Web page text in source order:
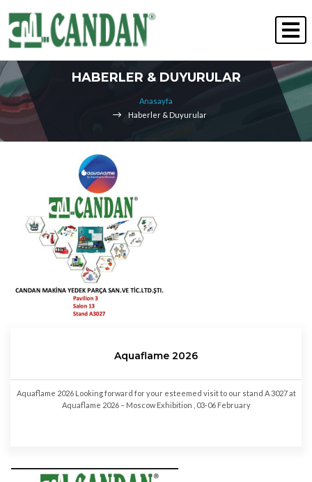
" Kalite Her Zaman Kazanır " İNSAN KAYNAKLARI
HABERLER & DUYURULAR
Anasayfa
Haberler & Duyurular
Aquaflame 2026
Aquaflame 2026 Looking forward for your esteemed visit to our stand A 3027 at
Aquaflame 2026 – Moscow Exhibition , 03-06 February